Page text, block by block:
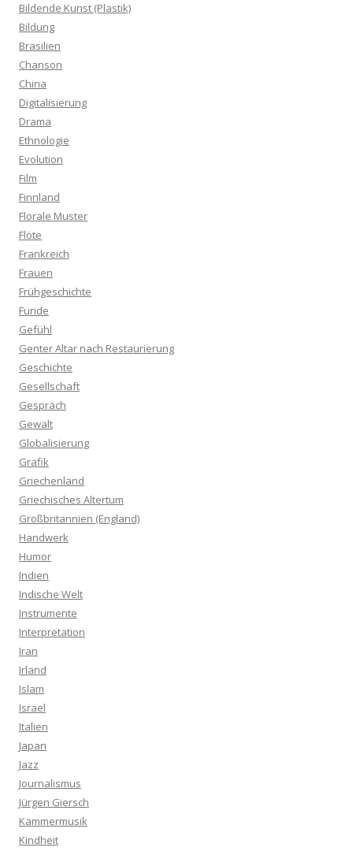
Bildende Kunst (Plastik)
Bildung
Brasilien
Chanson
China
Digitalisierung
Drama
Ethnologie
Evolution
Film
Finnland
Florale Muster
Flöte
Frankreich
Frauen
Frühgeschichte
Funde
Gefühl
Genter Altar nach Restaurierung
Geschichte
Gesellschaft
Gespräch
Gewalt
Globalisierung
Grafik
Griechenland
Griechisches Altertum
Großbritannien (England)
Handwerk
Humor
Indien
Indische Welt
Instrumente
Interpretation
Iran
Irland
Islam
Israel
Italien
Japan
Jazz
Journalismus
Jürgen Giersch
Kammermusik
Kindheit